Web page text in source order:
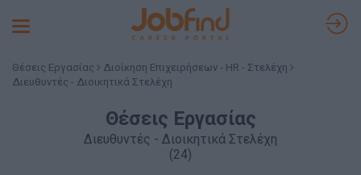
Toggle
Θέσεις Εργασίας
Διοίκηση Επιχειρήσεων - HR - Στελέχη
Διευθυντές - Διοικητικά Στελέχη
Θέσεις Εργασίας
Διευθυντές - Διοικητικά Στελέχη
(24)